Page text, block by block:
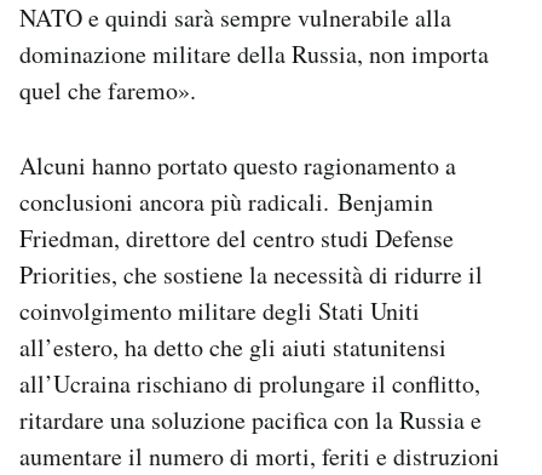
NATO e quindi sarà sempre vulnerabile alla
dominazione militare della Russia, non importa
quel che faremo».
Alcuni hanno portato questo ragionamento a
conclusioni ancora più radicali. Benjamin
Friedman, direttore del centro studi Defense
Priorities, che sostiene la necessità di ridurre il
coinvolgimento militare degli Stati Uniti
all’estero, ha detto che gli aiuti statunitensi
all’Ucraina rischiano di prolungare il conflitto,
ritardare una soluzione pacifica con la Russia e
aumentare il numero di morti, feriti e distruzioni